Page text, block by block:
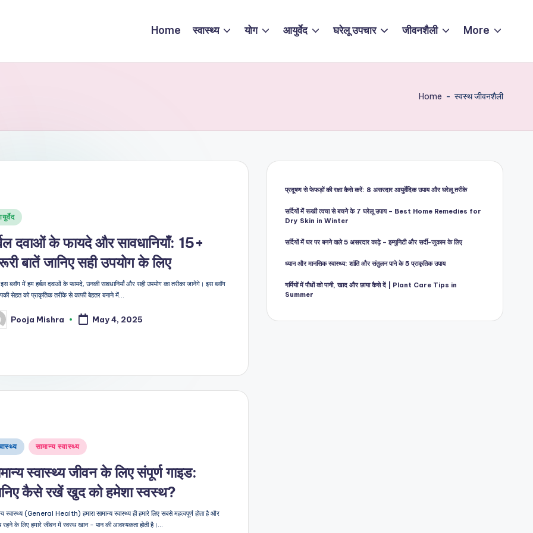
Home स्वास्थ्य योग आयुर्वेद घरेलू उपचार जीवनशैली More
Home - स्वस्थ जीवनशैली
दवाओं के फायदे और सावधानियाँ: 15+
बातें जानिए सही उपयोग के लिए
ब्लॉग में हम हर्बल दवाओं के फायदे, उनकी सावधानियाँ और सही उपयोग का तरीका जानेंगे। इस ब्लॉग
सेहत को प्राकृतिक तरीके से काफी बेहतर बनाने में…
Pooja Mishra May 4, 2025
सामान्य स्वास्थ्य
स्वास्थ्य जीवन के लिए संपूर्ण गाइड:
कैसे रखें खुद को हमेशा स्वस्थ?
स्वास्थ्य (General Health) हमारा सामान्य स्वास्थ्य ही हमारे लिए सबसे महत्वपूर्ण होता है और
रहने के लिए हमारे जीवन में स्वस्थ खान - पान की आवश्यकता होती है।…
प्रदूषण से फेफड़ों की रक्षा कैसे करें: 8 असरदार आयुर्वेदिक उपाय और घरेलू तरीके
सर्दियों में रूखी त्वचा से बचने के 7 घरेलू उपाय – Best Home Remedies for
Dry Skin in Winter
सर्दियों में घर पर बनने वाले 5 असरदार काढ़े – इम्युनिटी और सर्दी-जुकाम के लिए
ध्यान और मानसिक स्वास्थ्य: शांति और संतुलन पाने के 5 प्राकृतिक उपाय
गर्मियों में पौधों को पानी, खाद और छाया कैसे दें | Plant Care Tips in
Summer